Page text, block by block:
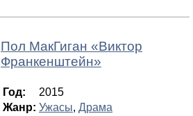
Пол МакГиган «Виктор
Франкенштейн»
Год:
2015
Жанр: Ужасы, Драма